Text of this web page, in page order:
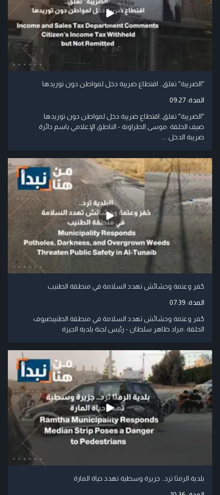
"الضريبة" تعلق.. اقتطاع ضريبة دخل لمواطن دون توريدها
المدة:09:27
"الضريبة" تعلق..اقتطاع ضريبة دخل لمواطن دون توريدها
ضيف الحلقة :موسى الطراونة - الناطق الإعلامي باسم دائرة
ضريبة الدخل ....
حُفر وعتمة وحشائش تهدد السلامة في منطقة الطنيب
المدة: 07:39
حُفر وعتمة وحشائش تهدد السلامة في منطقة الطنيبضيوف
الحلقة :مراد ظاهر سلطان - رئيس لجنة بلدية الجيزة
بلدية الرمثا ترد.. جزيرة وسطية تهدد حياة المارة